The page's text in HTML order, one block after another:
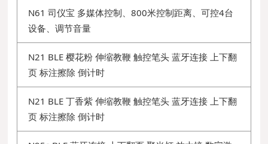
N61 司仪宝 多媒体控制、800米控制距离、可控4台
设备、调节音量
N21 BLE 樱花粉 伸缩教鞭 触控笔头 蓝牙连接 上下翻
页 标注擦除 倒计时
N21 BLE 丁香紫 伸缩教鞭 触控笔头 蓝牙连接 上下翻
页 标注擦除 倒计时